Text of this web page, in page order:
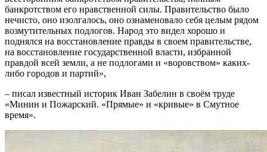
банкротством его нравственной силы. Правительство было
нечисто, оно изолгалось, оно ознаменовало себя целым рядом
возмутительных подлогов. Народ это видел хорошо и
поднялся на восстановление правды в своем правительстве,
на восстановление государственной власти, избранной
правдой всей земли, а не подлогами и «воровством» каких-
либо городов и партий»,
– писал известный историк Иван Забелин в своём труде
«Минин и Пожарский. «Прямые» и «кривые» в Смутное
время».